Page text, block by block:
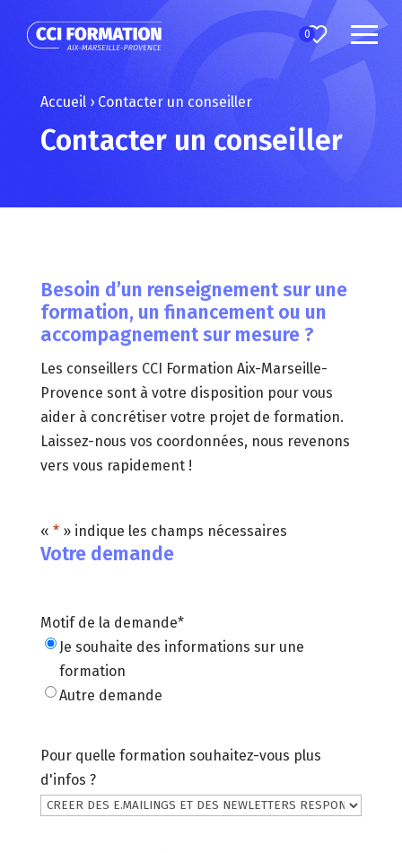
0
Accueil› Contacter un conseiller
Contacter un conseiller
Besoin d’un renseignement sur une
formation, un financement ou un
accompagnement sur mesure ?
Les conseillers CCI Formation Aix-Marseille-
Provence sont à votre disposition pour vous
aider à concrétiser votre projet de formation.
Laissez-nous vos coordonnées, nous revenons
vers vous rapidement !
« *» indique les champs nécessaires
Votre demande
Motif de la demande*
Je souhaite des informations sur une
formation
Autre demande
Pour quelle formation souhaitez-vous plus
d'infos ?